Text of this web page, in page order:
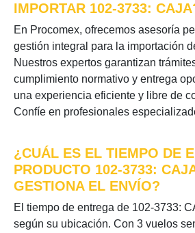
IMPORTAR 102-3733:
En Procomex, ofrecemos asesoría
gestión integral para la importación
Nuestros expertos garantizan
cumplimiento normativo y entrega
una experiencia eficiente y libre de
Confíe en profesionales
¿CUÁL ES EL TIEMPO DE
PRODUCTO 102-3733:
GESTIONA EL ENVÍO?
El tiempo de entrega de 102-3733:
según su ubicación. Con 3 vuelos